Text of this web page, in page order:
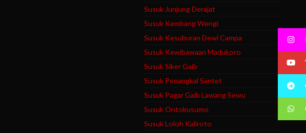
Susuk Junjung Derajat
Susuk Kembang Wengi
Susuk Kesuburan Dewi Campa
Susuk Kewibawaan Madukoro
Susuk Siker Gaib
Susuk Penangkal Santet
Susuk Pagar Gaib Lawang Sewu
Susuk Ontokusumo
Susuk Loloh Kaliroto